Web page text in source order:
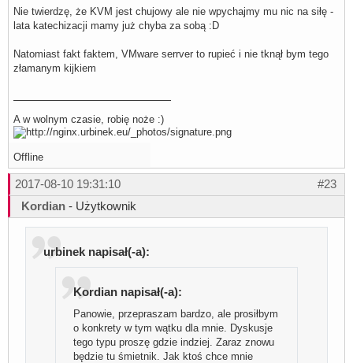
Nie twierdzę, że KVM jest chujowy ale nie wpychajmy mu nic na siłę -
lata katechizacji mamy już chyba za sobą :D
Natomiast fakt faktem, VMware serrver to rupieć i nie tknął bym tego
złamanym kijkiem
A w wolnym czasie, robię noże :)
Offline
#23
2017-08-10 19:31:10
Kordian - Użytkownik
urbinek napisał(-a):
Kordian napisał(-a):
Panowie, przepraszam bardzo, ale prosiłbym
o konkrety w tym wątku dla mnie. Dyskusje
tego typu proszę gdzie indziej. Zaraz znowu
będzie tu śmietnik. Jak ktoś chce mnie